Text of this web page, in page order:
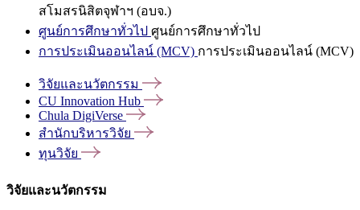
สโมสรนิสิตจุฬาฯ (อบจ.)
ศูนย์การศึกษาทั่วไป ศูนย์การศึกษาทั่วไป
การประเมินออนไลน์ (MCV) การประเมินออนไลน์ (MCV)
วิจัยและนวัตกรรม
CU Innovation Hub
Chula DigiVerse
สำนักบริหารวิจัย
ทุนวิจัย
วิจัยและนวัตกรรม